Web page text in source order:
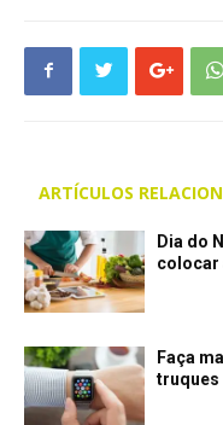
ARTÍCULOS
Dia do
colocar
Faça
truques